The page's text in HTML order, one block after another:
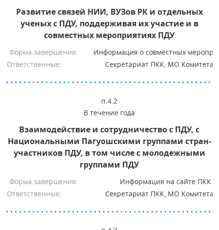
Развитие связей НИИ, ВУЗов РК и отдельных
ученых с ПДУ, поддерживая их участие и в
совместных мероприятиях ПДУ
Форма завершения:
Информация о совместных
Ответственные:
Секретариат ПКК, МО Комитета
п.4.2
В течение года
Взаимодействие и сотрудничество с ПДУ, с
Национальными Пагуошскими группами стран-
участников ПДУ, в том числе с молодежными
группами ПДУ
Форма завершения:
Информация на сайте ПКК
Ответственные:
Секретариат ПКК, МО Комитета